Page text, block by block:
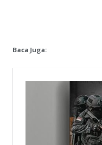
Baca Juga: